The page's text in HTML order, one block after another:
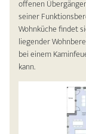
offenen
seiner
Wohnküche findet
liegender
bei einem
kann.